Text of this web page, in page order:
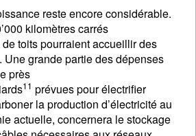
reste encore considérable.
kilomètres carrés
de toits pourraient accueillir des
grande partie des dépenses
près
11 prévues pour électrifier
la production d’électricité au
actuelle, concernera le stockage